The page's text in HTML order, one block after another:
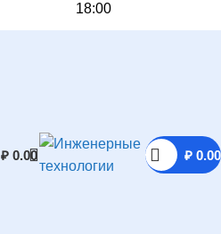
18:00
₽ 0.00 ₽ 0.00